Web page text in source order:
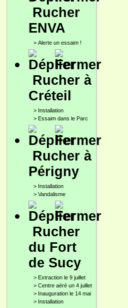
Rucher
ENVA
> Alerte un essaim !
Rucher à
Créteil
> Installation
> Essaim dans le Parc
Rucher à
Périgny
> Installation
> Vandalisme
Rucher
du Fort
de Sucy
> Extraction le 9 juillet
> Centre aéré un 4 juillet
> Inauguration le 14 mai
> Installation